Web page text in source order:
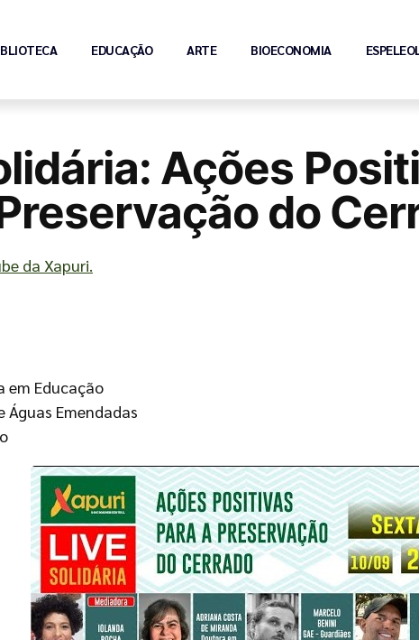
EDUCAÇÃO ARTE BIOECONOMIA
Ações
do
da Xapuri.
em Educação
Águas Emendadas